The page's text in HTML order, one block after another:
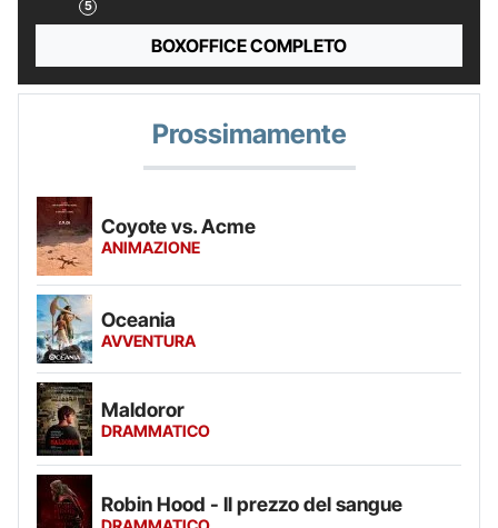
BOXOFFICE COMPLETO
Prossimamente
Coyote vs. Acme
ANIMAZIONE
Oceania
AVVENTURA
Maldoror
DRAMMATICO
Robin Hood - Il prezzo del sangue